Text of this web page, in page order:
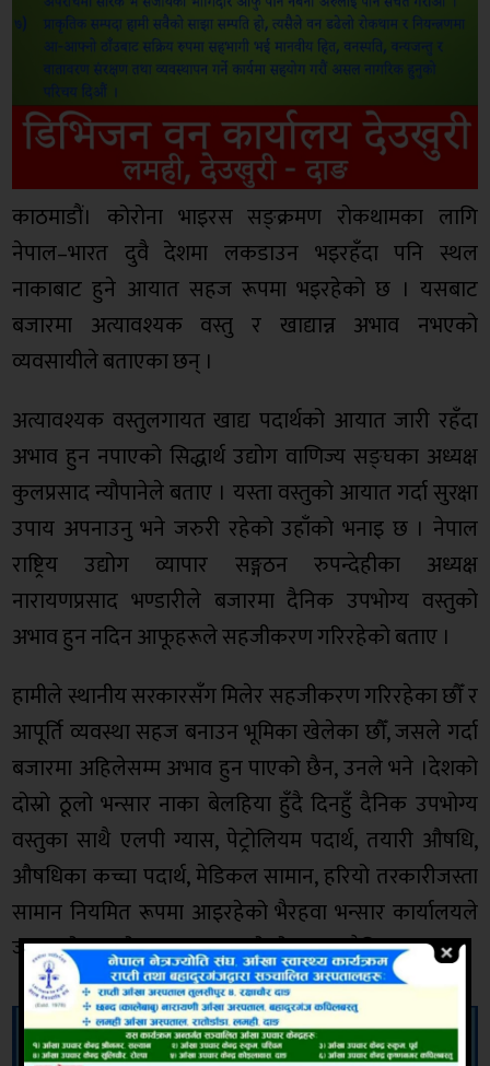
काठमाडाैं। कोरोना भाइरस सङ्क्रमण रोकथामका लागि
नेपाल–भारत दुवै देशमा लकडाउन भइरहँदा पनि स्थल
नाकाबाट हुने आयात सहज रूपमा भइरहेको छ । यसबाट
बजारमा अत्यावश्यक वस्तु र खाद्यान्न अभाव नभएको
व्यवसायीले बताएका छन् ।
अत्यावश्यक वस्तुलगायत खाद्य पदार्थको आयात जारी रहँदा
अभाव हुन नपाएको सिद्धार्थ उद्योग वाणिज्य सङ्घका अध्यक्ष
कुलप्रसाद न्यौपानेले बताए । यस्ता वस्तुको आयात गर्दा सुरक्षा
उपाय अपनाउनु भने जरुरी रहेको उहाँको भनाइ छ । नेपाल
राष्ट्रिय उद्योग व्यापार सङ्गठन रुपन्देहीका अध्यक्ष
नारायणप्रसाद भण्डारीले बजारमा दैनिक उपभोग्य वस्तुको
अभाव हुन नदिन आफूहरूले सहजीकरण गरिरहेको बताए ।
हामीले स्थानीय सरकारसँग मिलेर सहजीकरण गरिरहेका छौँ र
आपूर्ति व्यवस्था सहज बनाउन भूमिका खेलेका छौँ, जसले गर्दा
बजारमा अहिलेसम्म अभाव हुन पाएको छैन, उनले भने ।देशको
दोस्रो ठूलो भन्सार नाका बेलहिया हुँदै दिनहुँ दैनिक उपभोग्य
वस्तुका साथै एलपी ग्यास, पेट्रोलियम पदार्थ, तयारी औषधि,
औषधिका कच्चा पदार्थ, मेडिकल सामान, हरियो तरकारीजस्ता
सामान नियमित रूपमा आइरहेको भैरहवा भन्सार कार्यालयले
जनाएको छ । यो समाचार आजको गोरखापत्र दैनिकमा छ ।